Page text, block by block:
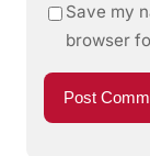
Save my
browser